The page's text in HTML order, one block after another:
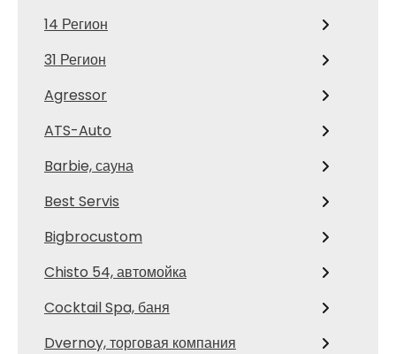
14 Регион
31 Регион
Agressor
ATS-Auto
Barbie, сауна
Best Servis
Bigbrocustom
Chisto 54, автомойка
Cocktail Spa, баня
Dvernoy, торговая компания